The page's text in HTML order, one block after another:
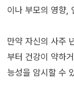
이나 부모의 영향,
만약 자신의 사주
부터 건강이 약하
능성을 암시할 수